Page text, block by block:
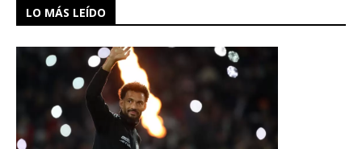
LO MÁS LEÍDO